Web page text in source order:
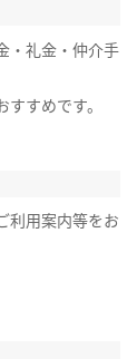
・礼金・仲介手
すめです。
利用案内等をお